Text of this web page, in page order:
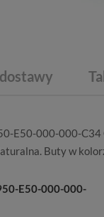
E50-000-000-C34
. Buty w
E50-000-000-